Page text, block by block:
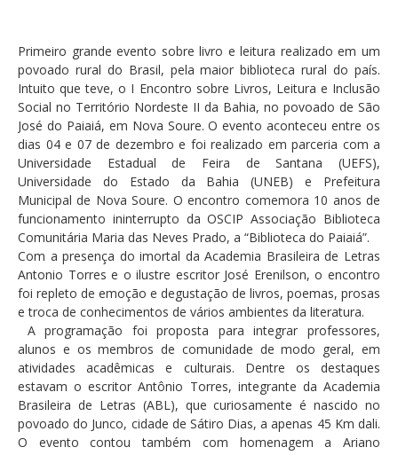
Primeiro grande evento sobre livro e leitura realizado em um
povoado rural do Brasil, pela maior biblioteca rural do país.
Intuito que teve, o I Encontro sobre Livros, Leitura e Inclusão
Social no Território Nordeste II da Bahia, no povoado de São
José do Paiaiá, em Nova Soure. O evento aconteceu entre os
dias 04 e 07 de dezembro e foi realizado em parceria com a
Universidade Estadual de Feira de Santana (UEFS),
Universidade do Estado da Bahia (UNEB) e Prefeitura
Municipal de Nova Soure. O encontro comemora 10 anos de
funcionamento ininterrupto da OSCIP Associação Biblioteca
Comunitária Maria das Neves Prado, a “Biblioteca do Paiaiá”.
Com a presença do imortal da Academia Brasileira de Letras
Antonio Torres e o ilustre escritor José Erenilson, o encontro
foi repleto de emoção e degustação de livros, poemas, prosas
e troca de conhecimentos de vários ambientes da literatura.
A programação foi proposta para integrar professores,
alunos e os membros de comunidade de modo geral, em
atividades acadêmicas e culturais. Dentre os destaques
estavam o escritor Antônio Torres, integrante da Academia
Brasileira de Letras (ABL), que curiosamente é nascido no
povoado do Junco, cidade de Sátiro Dias, a apenas 45 Km dali.
O evento contou também com homenagem a Ariano